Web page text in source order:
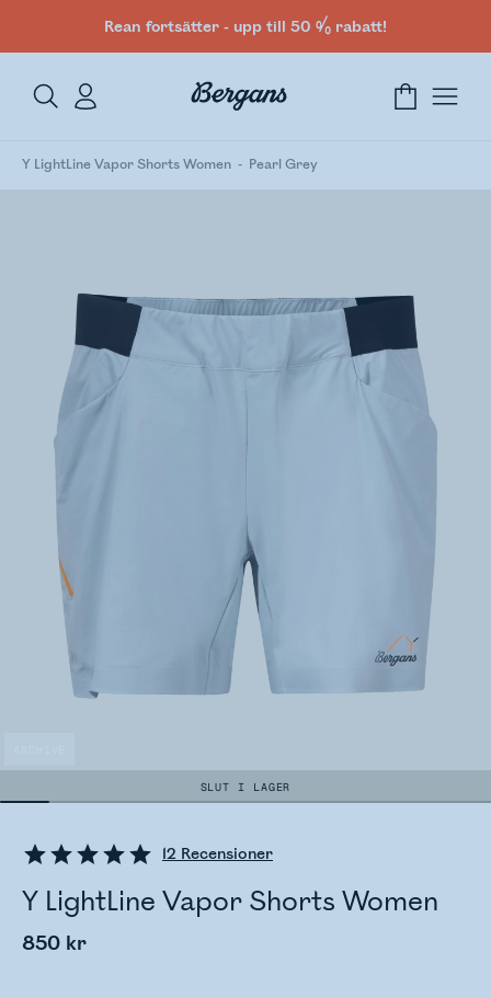
Rean fortsätter - upp till 50 % rabatt!
Y LightLine Vapor Shorts Women Pearl Grey
SLUT I LAGER
12 Recensioner
Y LightLine Vapor Shorts Women
850 kr